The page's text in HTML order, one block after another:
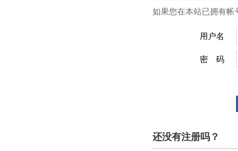
如果您在本站已拥有帐
用户名
密 码
还没有注册吗？